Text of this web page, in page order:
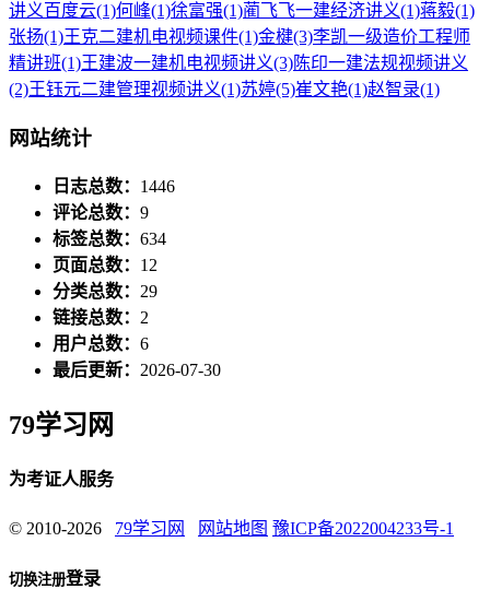
讲义百度云(1)何峰(1)徐富强(1)蔺飞飞一建经济讲义(1)蒋毅(1)
张扬(1)王克二建机电视频课件(1)金楗(3)李凯一级造价工程师
精讲班(1)王建波一建机电视频讲义(3)陈印一建法规视频讲义
(2)王钰元二建管理视频讲义(1)苏婷(5)崔文艳(1)赵智录(1)
网站统计
日志总数： 1446
评论总数： 9
标签总数： 634
页面总数： 12
分类总数： 29
链接总数： 2
用户总数： 6
最后更新： 2026-07-30
79学习网
为考证人服务
© 2010-2026 79学习网 网站地图 豫ICP备2022004233号-1
切换注册登录